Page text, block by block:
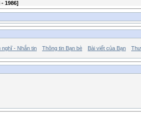
1986]
nghĩ - Nhắn tin Thông tin Bạn bè Bài viết của Bạn